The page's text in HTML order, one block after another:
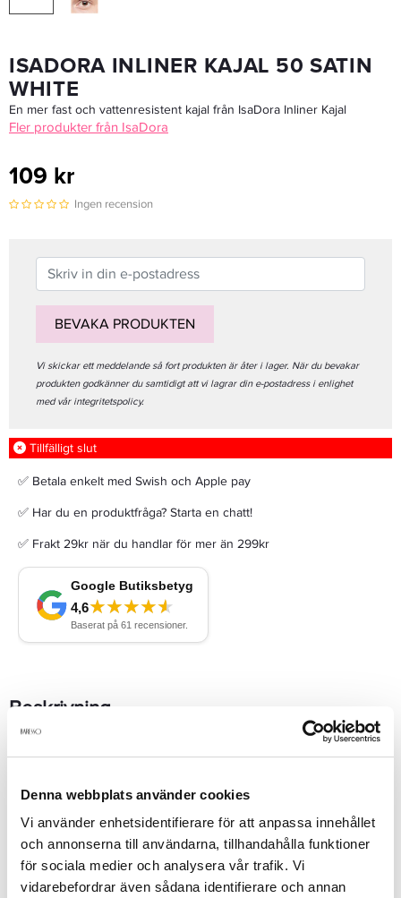
Denna webbplats använder cookies
Vi använder enhetsidentifierare för att anpassa innehållet
och annonserna till användarna, tillhandahålla funktioner
för sociala medier och analysera vår trafik. Vi
vidarebefordrar även sådana identifierare och annan
ISADORA INLINER KAJAL 50 SATIN
WHITE
En mer fast och vattenresistent kajal från IsaDora Inliner Kajal
Fler produkter från IsaDora
109 kr
Ingen recension
BEVAKA PRODUKTEN
Vi skickar ett meddelande så fort produkten är åter i lager. När du bevakar
produkten godkänner du samtidigt att vi lagrar din e-postadress i enlighet
med vår integritetspolicy.
Tillfälligt slut
✅ Betala enkelt med Swish och Apple pay
✅ Har du en produktfråga? Starta en chatt!
✅ Frakt 29kr när du handlar för mer än 299kr
Beskrivning
Tål heta och fuktiga klimat. Den speciella formulan gör att den är
Produktdetaljer